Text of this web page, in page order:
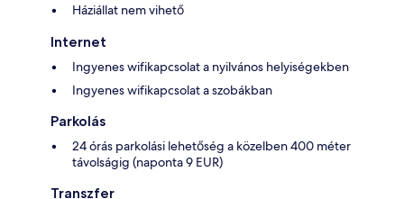
Háziállat nem vihető
Internet
Ingyenes wifikapcsolat a nyilvános helyiségekben
Ingyenes wifikapcsolat a szobákban
Parkolás
24 órás parkolási lehetőség a közelben 400 méter
távolságig (naponta 9 EUR)
Transzfer